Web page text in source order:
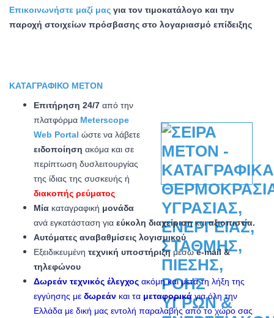
Επικοινωνήστε μαζί μας για τον τιμοκατάλογο και την
παροχή στοιχείων πρόσβασης στο λογαριασμό επίδειξης
ΚΑΤΑΓΡΑΦΙΚΌ METON
Επιτήρηση 24/7 από την
πλατφόρμα Meterscope
Web Portal ώστε να λάβετε
ειδοποίηση ακόμα και σε
περίπτωση δυσλειτουργίας
της ίδιας της συσκευής ή
διακοπής ρεύματος
Μία καταγραφική μονάδα
ανά εγκατάσταση για εύκολη διαχείρισηκαιαξιοπιστία.
Αυτόματες αναβαθμίσεις λογισμικού
Εξειδικευμένη τεχνική υποστήριξη μέσωe-mail &
τηλεφώνου
Δωρεάν τεχνικός έλεγχος ακόμη και μετά τη λήξη της
εγγύησης με δωρεάν και τα μεταφορικά για όλη την
Ελλάδα με δική μας εντολή παραλαβής από το χώρο σας